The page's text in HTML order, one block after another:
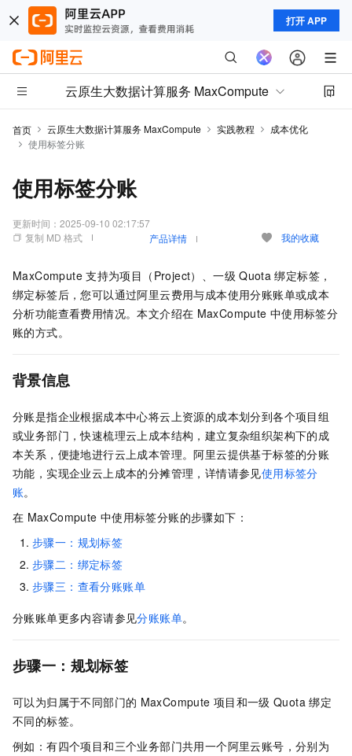
打开 APP
云原生大数据计算服务 MaxCompute
首页 云原生大数据计算服务 MaxCompute 实践教程
成本优化
使用标签分账
使用标签分账
更新时间： 2025-09-10 02:17:57
复制 MD 格式
产品详情 我的收藏
MaxCompute 支持为项目（Project）、一级 Quota 绑定标签，
绑定标签后，您可以通过阿里云费用与成本使用分账账单或成本
分析功能查看费用情况。本文介绍在 MaxCompute 中使用标签分
账的方式。
背景信息
分账是指企业根据成本中心将云上资源的成本划分到各个项目组
或业务部门，快速梳理云上成本结构，建立复杂组织架构下的成
本关系，便捷地进行云上成本管理。阿里云提供基于标签的分账
功能，实现企业云上成本的分摊管理，详情请参见使用标签分
账。
在 MaxCompute 中使用标签分账的步骤如下：
步骤一：规划标签
步骤二：绑定标签
步骤三：查看分账账单
分账账单更多内容请参见分账账单。
步骤一：规划标签
可以为归属于不同部门的 MaxCompute 项目和一级 Quota 绑定
不同的标签。
例如：有四个项目和三个业务部门共用一个阿里云账号，分别为